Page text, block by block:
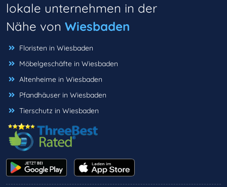
lokale unternehmen in der
Nähe von Wiesbaden
Floristen in Wiesbaden
Möbelgeschäfte in Wiesbaden
Altenheime in Wiesbaden
Pfandhäuser in Wiesbaden
Tierschutz in Wiesbaden